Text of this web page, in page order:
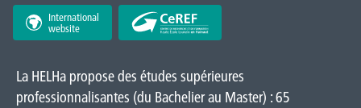
International
website
La HELHa propose des études supérieures
professionnalisantes (du Bachelier au Master) : 65